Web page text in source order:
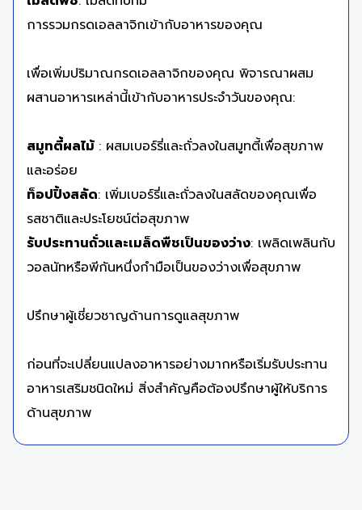
การรวมกรดเอลลาจิกเข้ากับอาหารของคุณ
เพื่อเพิ่มปริมาณกรดเอลลาจิกของคุณ พิจารณาผสม
ผสานอาหารเหล่านี้เข้ากับอาหารประจำวันของคุณ:
สมูทตี้ผลไม้ : ผสมเบอร์รี่และถั่วลงในสมูทตี้เพื่อสุขภาพ
และอร่อย
ท็อปปิ้งสลัด: เพิ่มเบอร์รี่และถั่วลงในสลัดของคุณเพื่อ
รสชาติและประโยชน์ต่อสุขภาพ
รับประทานถั่วและเมล็ดพืชเป็นของว่าง: เพลิดเพลินกับ
วอลนัทหรือพีกันหนึ่งกำมือเป็นของว่างเพื่อสุขภาพ
ปรึกษาผู้เชี่ยวชาญด้านการดูแลสุขภาพ
ก่อนที่จะเปลี่ยนแปลงอาหารอย่างมากหรือเริ่มรับประทาน
อาหารเสริมชนิดใหม่ สิ่งสำคัญคือต้องปรึกษาผู้ให้บริการ
ด้านสุขภาพ